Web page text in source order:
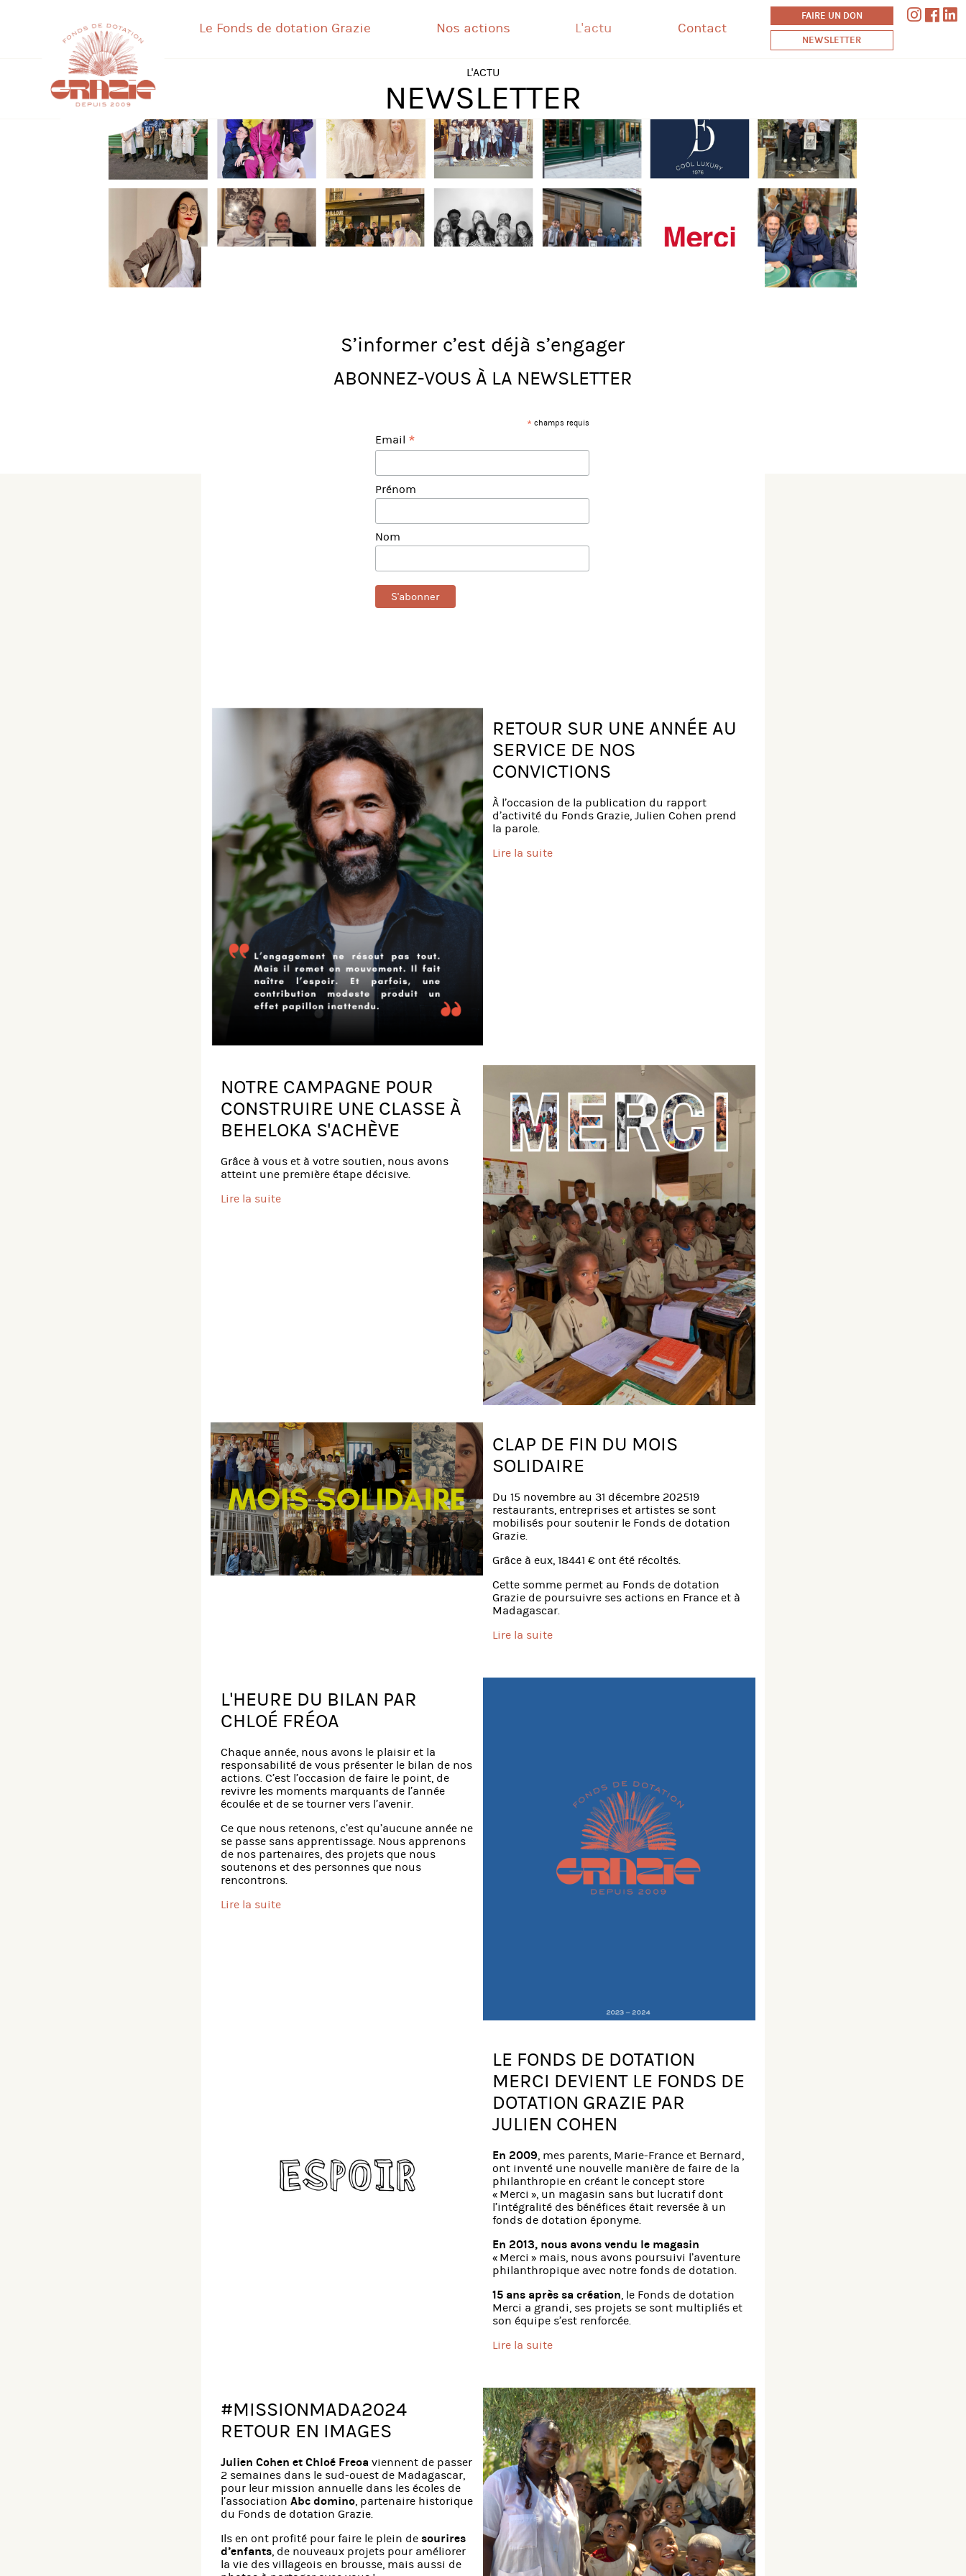
Le Fonds de dotation Grazie Nos actions L'actu Contact
FAIRE UN DON
NEWSLETTER
L'ACTU
NEWSLETTER
S’informer c’est déjà s’engager
ABONNEZ-VOUS À LA NEWSLETTER
* champs requis
Email *
Prénom
Nom
RETOUR SUR UNE ANNÉE AU
SERVICE DE NOS
CONVICTIONS
À l’occasion de la publication du rapport
d’activité du Fonds Grazie, Julien Cohen prend
la parole.
Lire la suite
NOTRE CAMPAGNE POUR
CONSTRUIRE UNE CLASSE À
BEHELOKA S'ACHÈVE
Grâce à vous et à votre soutien, nous avons
atteint une première étape décisive.
Lire la suite
CLAP DE FIN DU MOIS
SOLIDAIRE
Du 15 novembre au 31 décembre 202519
restaurants, entreprises et artistes se sont
mobilisés pour soutenir le Fonds de dotation
Grazie.
Grâce à eux, 18441 € ont été récoltés.
Cette somme permet au Fonds de dotation
Grazie de poursuivre ses actions en France et à
Madagascar.
Lire la suite
L'HEURE DU BILAN PAR
CHLOÉ FRÉOA
Chaque année, nous avons le plaisir et la
responsabilité de vous présenter le bilan de nos
actions. C’est l’occasion de faire le point, de
revivre les moments marquants de l’année
écoulée et de se tourner vers l’avenir.
Ce que nous retenons, c’est qu’aucune année ne
se passe sans apprentissage. Nous apprenons
de nos partenaires, des projets que nous
soutenons et des personnes que nous
rencontrons.
Lire la suite
LE FONDS DE DOTATION
MERCI DEVIENT LE FONDS DE
DOTATION GRAZIE PAR
JULIEN COHEN
En 2009, mes parents, Marie-France et Bernard,
ont inventé une nouvelle manière de faire de la
philanthropie en créant le concept store
« Merci », un magasin sans but lucratif dont
l’intégralité des bénéfices était reversée à un
fonds de dotation éponyme.
En 2013, nous avons vendu le magasin
« Merci » mais, nous avons poursuivi l’aventure
philanthropique avec notre fonds de dotation.
15 ans après sa création, le Fonds de dotation
Merci a grandi, ses projets se sont multipliés et
son équipe s’est renforcée.
Lire la suite
#MISSIONMADA2024
RETOUR EN IMAGES
Julien Cohen et Chloé Freoa viennent de passer
2 semaines dans le sud-ouest de Madagascar,
pour leur mission annuelle dans les écoles de
l’association Abc domino, partenaire historique
du Fonds de dotation Grazie.
Ils en ont profité pour faire le plein de sourires
d’enfants, de nouveaux projets pour améliorer
la vie des villageois en brousse, mais aussi de